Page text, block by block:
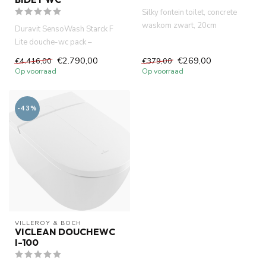
Duravit SensoWash Starck F
Lite douche-wc pack –
compleet met randloos
wandclose...
€4.416,00 €2.790,00
Op voorraad
Silky fontein toilet, concrete
waskom zwart, 20cm
€379,00 €269,00
Op voorraad
-43%
VILLEROY & BOCH
VICLEAN DOUCHEWC
I-100